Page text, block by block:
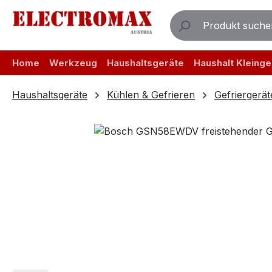
Hauptinhalt springen
Zur Suche springen
Zur Hauptnavigation springen
Home Werkzeug Haushaltsgeräte Haushalt
Haushaltsgeräte Kühlen & Gefrieren
Bildergalerie überspringen